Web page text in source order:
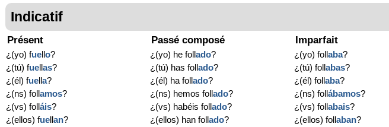
Indicatif
Présent
¿(yo) fuello?
¿(tú) fuellas?
¿(él) fuella?
¿(ns) follamos?
¿(vs) folláis?
¿(ellos) fuellan?
Passé composé
¿(yo) he follado?
¿(tú) has follado?
¿(él) ha follado?
¿(ns) hemos follado?
¿(vs) habéis follado?
¿(ellos) han follado?
Imparfait
¿(yo) follaba?
¿(tú) follabas?
¿(él) follaba?
¿(ns) follábamos?
¿(vs) follabais?
¿(ellos) follaban?